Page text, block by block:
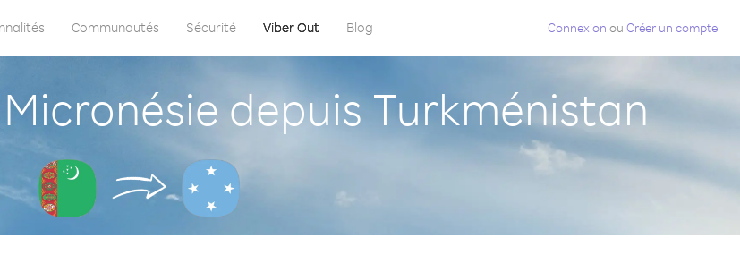
Communautés Sécurité Viber Out Blog Connexion ou Créer un compte
depuis Turkménistan